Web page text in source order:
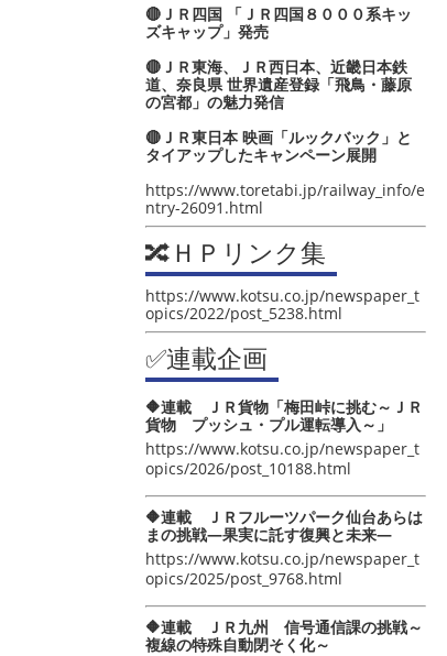
🔴ＪＲ四国 「ＪＲ四国８０００系キッ
ズキャップ」発売
🔴ＪＲ東海、ＪＲ西日本、近畿日本鉄
道、奈良県 世界遺産登録「飛鳥・藤原
の宮都」の魅力発信
🔴ＪＲ東日本 映画「ルックバック」と
タイアップしたキャンペーン展開
https://www.toretabi.jp/railway_info/e
ntry-26091.html
🔀ＨＰリンク集
https://www.kotsu.co.jp/newspaper_t
opics/2022/post_5238.html
✅連載企画
🔶連載 ＪＲ貨物「梅田峠に挑む～ＪＲ
貨物 プッシュ・プル運転導入～」
https://www.kotsu.co.jp/newspaper_t
opics/2026/post_10188.html
🔶連載 ＪＲフルーツパーク仙台あらは
まの挑戦―果実に託す復興と未来―
https://www.kotsu.co.jp/newspaper_t
opics/2025/post_9768.html
🔶連載 ＪＲ九州 信号通信課の挑戦～
複線の特殊自動閉そく化～